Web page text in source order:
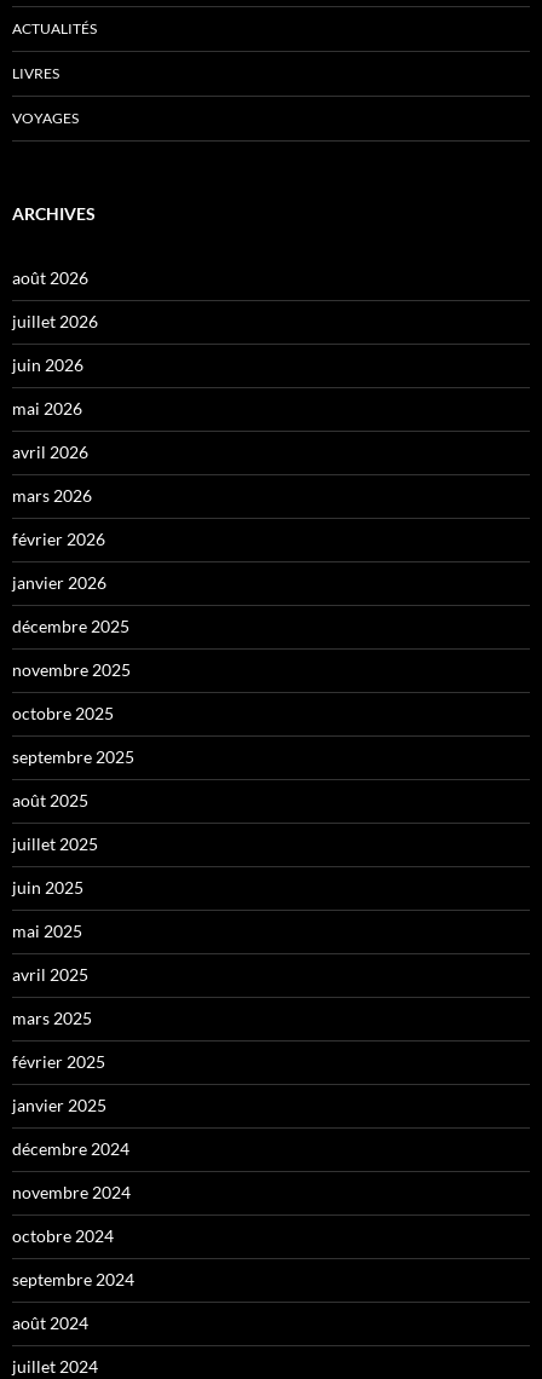
ACTUALITÉS
LIVRES
VOYAGES
ARCHIVES
août 2026
juillet 2026
juin 2026
mai 2026
avril 2026
mars 2026
février 2026
janvier 2026
décembre 2025
novembre 2025
octobre 2025
septembre 2025
août 2025
juillet 2025
juin 2025
mai 2025
avril 2025
mars 2025
février 2025
janvier 2025
décembre 2024
novembre 2024
octobre 2024
septembre 2024
août 2024
juillet 2024